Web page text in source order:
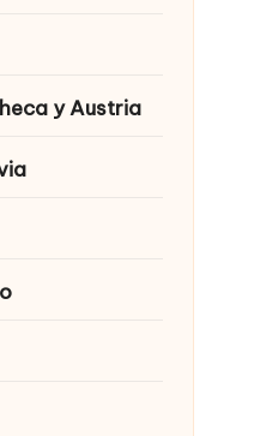
y Austria